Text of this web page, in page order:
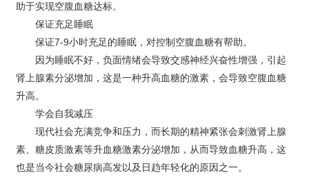
助于实现空腹血糖达标。
保证充足睡眠
保证7-9小时充足的睡眠，对控制空腹血糖有帮助。
因为睡眠不好，负面情绪会导致交感神经兴奋性增强，引起
肾上腺素分泌增加，这是一种升高血糖的激素，会导致空腹血糖
升高。
学会自我减压
现代社会充满竞争和压力，而长期的精神紧张会刺激肾上腺
素、糖皮质激素等升血糖激素分泌增加，从而导致血糖升高，这
也是当今社会糖尿病高发以及日趋年轻化的原因之一。